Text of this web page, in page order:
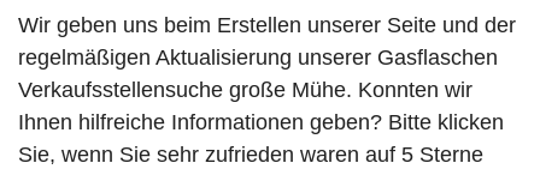
Wir geben uns beim Erstellen unserer Seite und der
regelmäßigen Aktualisierung unserer Gasflaschen
Verkaufsstellensuche große Mühe. Konnten wir
Ihnen hilfreiche Informationen geben? Bitte klicken
Sie, wenn Sie sehr zufrieden waren auf 5 Sterne